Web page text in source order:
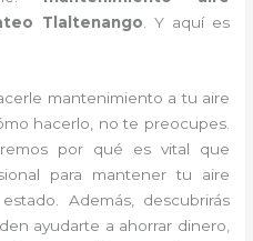
Tlaltenango. Y aquí es
mantenimiento a tu aire
hacerlo, no te preocupes.
por qué es vital que
para mantener tu aire
Además, descubrirás
ayudarte a ahorrar dinero,